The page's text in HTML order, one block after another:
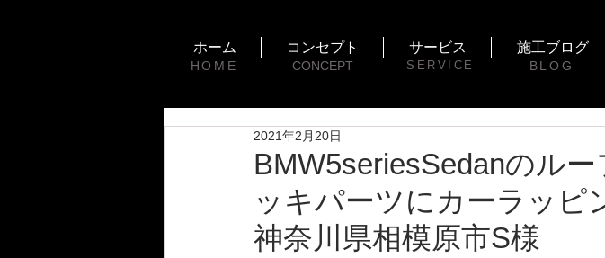
ホーム コンセプト サービス 施工ブログ
HOME CONCEPT SERVICE BLOG
BMW5seriesSedanのル
ッキパーツにカーラッピ
神奈川県相模原市S様
2021年2月20日